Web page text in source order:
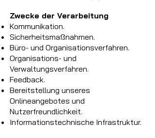
Zwecke der Verarbeitung
Kommunikation.
Sicherheitsmaßnahmen.
Büro- und Organisationsverfahren.
Organisations- und
Verwaltungsverfahren.
Feedback.
Bereitstellung unseres
Onlineangebotes und
Nutzerfreundlichkeit.
Informationstechnische Infrastruktur.